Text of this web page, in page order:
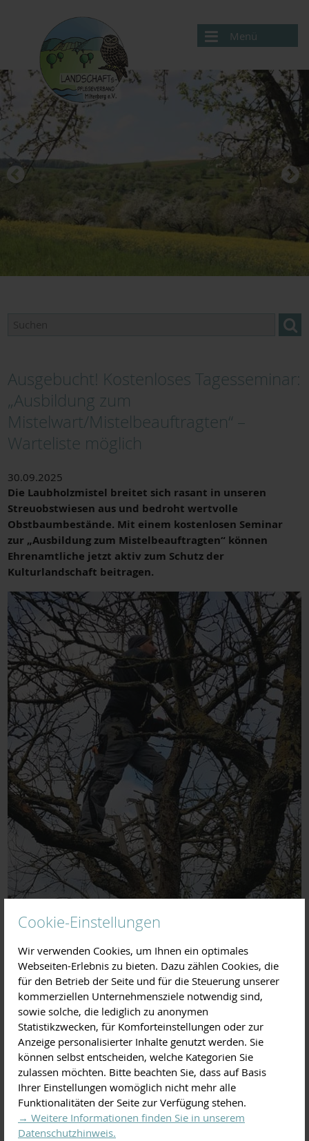
Cookie-Einstellungen
Wir verwenden Cookies, um Ihnen ein optimales
Webseiten-Erlebnis zu bieten. Dazu zählen Cookies, die
für den Betrieb der Seite und für die Steuerung unserer
kommerziellen Unternehmensziele notwendig sind,
sowie solche, die lediglich zu anonymen
Statistikzwecken, für Komforteinstellungen oder zur
Anzeige personalisierter Inhalte genutzt werden. Sie
können selbst entscheiden, welche Kategorien Sie
zulassen möchten. Bitte beachten Sie, dass auf Basis
Ihrer Einstellungen womöglich nicht mehr alle
Funktionalitäten der Seite zur Verfügung stehen.
→ Weitere Informationen finden Sie in unserem
Datenschutzhinweis.
Menü
Aktuelles
Verband
Projekte
Service
Ausgebucht! Kostenloses Tagesseminar:
„Ausbildung zum
Mistelwart/Mistelbeauftragten“ –
Warteliste möglich
30.09.2025
Die Laubholzmistel breitet sich rasant in unseren
Streuobstwiesen aus und bedroht wertvolle
Obstbaumbestände. Mit einem kostenlosen Seminar
zur „Ausbildung zum Mistelbeauftragten“ können
Ehrenamtliche jetzt aktiv zum Schutz der
Kulturlandschaft beitragen.